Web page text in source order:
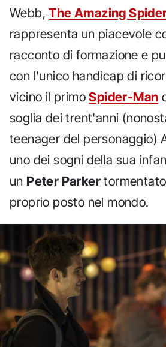
Webb,The Amazing
rappresenta un piacevole
racconto di formazione e
con l'unico handicap di
vicino il primoSpider-Man
soglia dei trent'anni
teenager del personaggio)
uno dei sogni della sua
un Peter Parker
proprio posto nel mondo.